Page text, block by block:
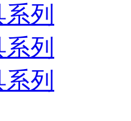
列
列
列